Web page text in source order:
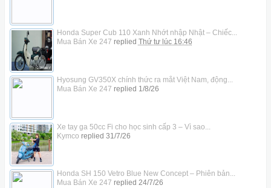
Honda Super Cub 110 Xanh Nhớt nhập Nhật – Chiếc...
Mua Bán Xe 247 replied Thứ tư lúc 16:46
Hyosung GV350X chính thức ra mắt Việt Nam, động...
Mua Bán Xe 247 replied 1/8/26
Xe tay ga 50cc Fi cho học sinh cấp 3 – Vì sao...
Kymco replied 31/7/26
Honda SH 150 Vetro Blue New Concept – Phiên bản...
Mua Bán Xe 247 replied 24/7/26